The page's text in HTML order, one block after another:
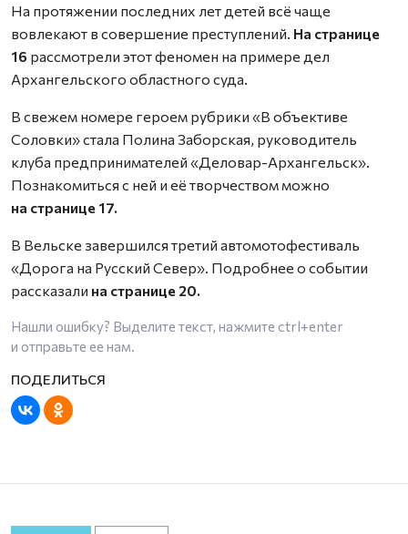
На протяжении последних лет детей всё чаще
вовлекают в совершение преступлений. На странице
16 рассмотрели этот феномен на примере дел
Архангельского областного суда.
В свежем номере героем рубрики «В объективе
Соловки» стала Полина Заборская, руководитель
клуба предпринимателей «Деловар-Архангельск».
Познакомиться с ней и её творчеством можно
на странице 17.
В Вельске завершился третий автомотофестиваль
«Дорога на Русский Север». Подробнее о событии
рассказали на странице 20.
Нашли ошибку? Выделите текст, нажмите ctrl+enter
и отправьте ее нам.